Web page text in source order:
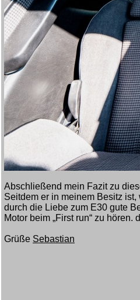
Abschließend mein Fazit zu
Seitdem er in meinem Besitz
durch die Liebe zum E30 gute
Motor beim „First run“ zu
Grüße Sebastian